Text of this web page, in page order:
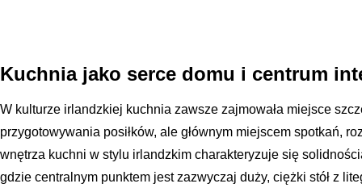
Kuchnia jako serce domu i centrum
W kulturze irlandzkiej kuchnia zawsze zajmowała miejsce
przygotowywania posiłków, ale głównym miejscem spotkań,
wnętrza kuchni w stylu irlandzkim charakteryzuje się
gdzie centralnym punktem jest zazwyczaj duży, ciężki stół z